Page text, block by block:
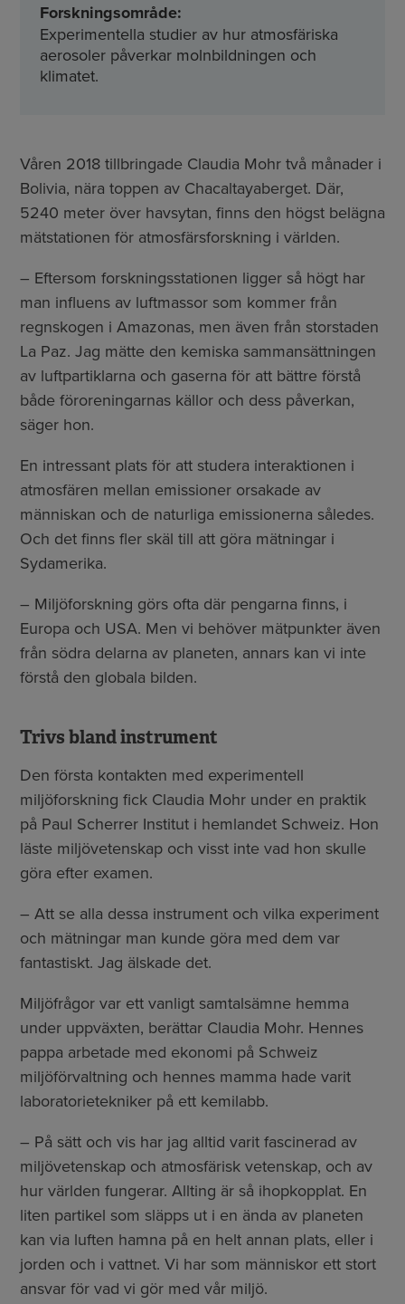
Forskningsområde:
Experimentella studier av hur atmosfäriska
aerosoler påverkar molnbildningen och
klimatet.
Våren 2018 tillbringade Claudia Mohr två månader i
Bolivia, nära toppen av Chacaltayaberget. Där,
5240 meter över havsytan, finns den högst belägna
mätstationen för atmosfärsforskning i världen.
– Eftersom forskningsstationen ligger så högt har
man influens av luftmassor som kommer från
regnskogen i Amazonas, men även från storstaden
La Paz. Jag mätte den kemiska sammansättningen
av luftpartiklarna och gaserna för att bättre förstå
både föroreningarnas källor och dess påverkan,
säger hon.
En intressant plats för att studera interaktionen i
atmosfären mellan emissioner orsakade av
människan och de naturliga emissionerna således.
Och det finns fler skäl till att göra mätningar i
Sydamerika.
– Miljöforskning görs ofta där pengarna finns, i
Europa och USA. Men vi behöver mätpunkter även
från södra delarna av planeten, annars kan vi inte
förstå den globala bilden.
Trivs bland instrument
Den första kontakten med experimentell
miljöforskning fick Claudia Mohr under en praktik
på Paul Scherrer Institut i hemlandet Schweiz. Hon
läste miljövetenskap och visst inte vad hon skulle
göra efter examen.
– Att se alla dessa instrument och vilka experiment
och mätningar man kunde göra med dem var
fantastiskt. Jag älskade det.
Miljöfrågor var ett vanligt samtalsämne hemma
under uppväxten, berättar Claudia Mohr. Hennes
pappa arbetade med ekonomi på Schweiz
miljöförvaltning och hennes mamma hade varit
laboratorietekniker på ett kemilabb.
– På sätt och vis har jag alltid varit fascinerad av
miljövetenskap och atmosfärisk vetenskap, och av
hur världen fungerar. Allting är så ihopkopplat. En
liten partikel som släpps ut i en ända av planeten
kan via luften hamna på en helt annan plats, eller i
jorden och i vattnet. Vi har som människor ett stort
ansvar för vad vi gör med vår miljö.